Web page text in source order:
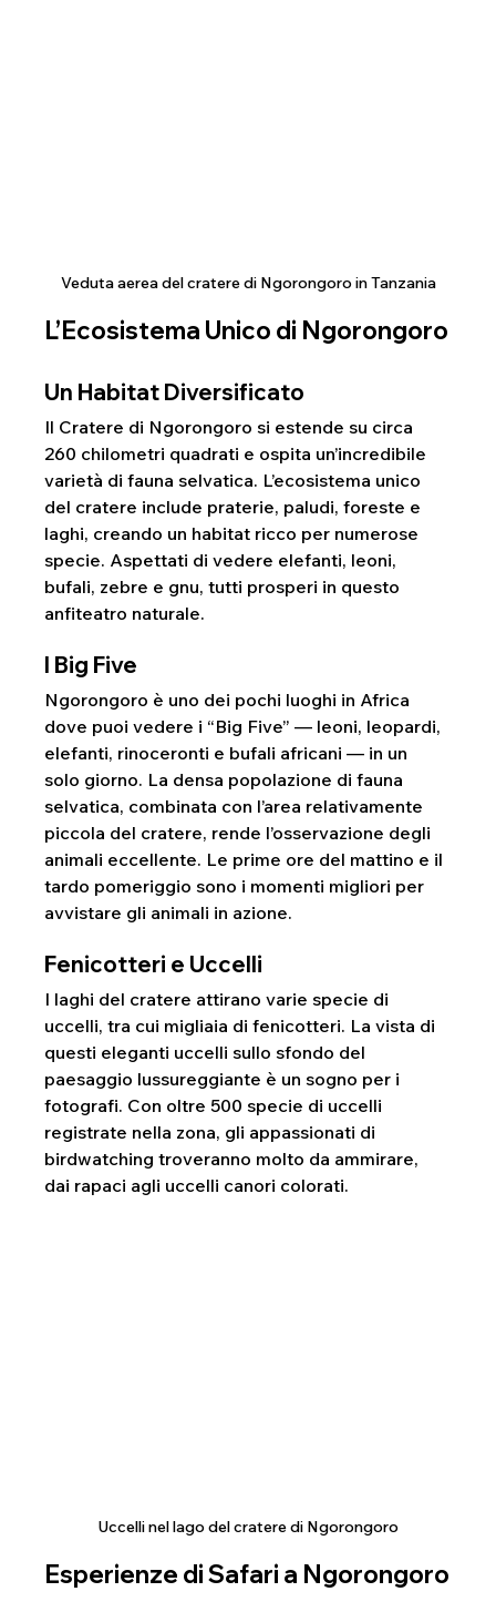
Veduta aerea del cratere di Ngorongoro in Tanzania
L’Ecosistema Unico di Ngorongoro
Un Habitat Diversificato
Il Cratere di Ngorongoro si estende su circa
260 chilometri quadrati e ospita un’incredibile
varietà di fauna selvatica. L’ecosistema unico
del cratere include praterie, paludi, foreste e
laghi, creando un habitat ricco per numerose
specie. Aspettati di vedere elefanti, leoni,
bufali, zebre e gnu, tutti prosperi in questo
anfiteatro naturale.
I Big Five
Ngorongoro è uno dei pochi luoghi in Africa
dove puoi vedere i “Big Five” — leoni, leopardi,
elefanti, rinoceronti e bufali africani — in un
solo giorno. La densa popolazione di fauna
selvatica, combinata con l’area relativamente
piccola del cratere, rende l’osservazione degli
animali eccellente. Le prime ore del mattino e il
tardo pomeriggio sono i momenti migliori per
avvistare gli animali in azione.
Fenicotteri e Uccelli
I laghi del cratere attirano varie specie di
uccelli, tra cui migliaia di fenicotteri. La vista di
questi eleganti uccelli sullo sfondo del
paesaggio lussureggiante è un sogno per i
fotografi. Con oltre 500 specie di uccelli
registrate nella zona, gli appassionati di
birdwatching troveranno molto da ammirare,
dai rapaci agli uccelli canori colorati.
Uccelli nel lago del cratere di Ngorongoro
Esperienze di Safari a Ngorongoro